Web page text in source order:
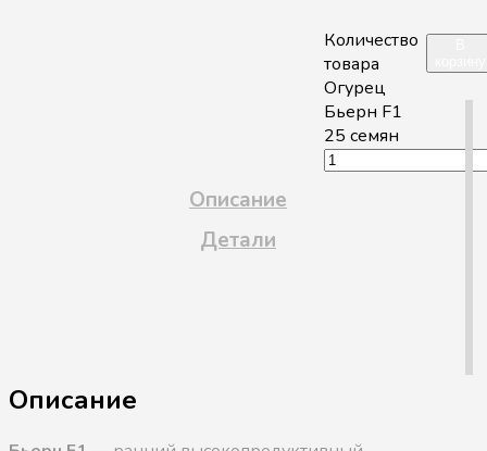
Количество
товара
Огурец
Бьерн F1
25 семян
Описание
Детали
Описание